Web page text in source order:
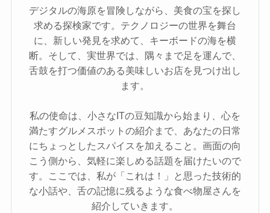
デジタルの海原を冒険しながら、美食の宝を探し
求める探検家です。テクノロジーの世界を舞台
に、新しい発見を求めて、キーボードの海を横
断。そして、実世界では、隅々まで足を運んで、
舌鼓を打つ価値のある美味しいお店を見つけ出し
ます。
私の使命は、小さなITの豆知識から始まり、心を
満たすグルメスポットの紹介まで、あなたの日常
にちょっとしたスパイスを加えること。画面の向
こう側から、気軽に楽しめる話題を届けたいので
す。ここでは、私が「これは！」と思った技術的
な小話や、舌の記憶に残るような食べ物屋さんを
紹介していきます。